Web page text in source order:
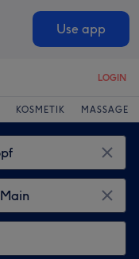
Use app
LOGIN
KOSMETIK MASSAGE